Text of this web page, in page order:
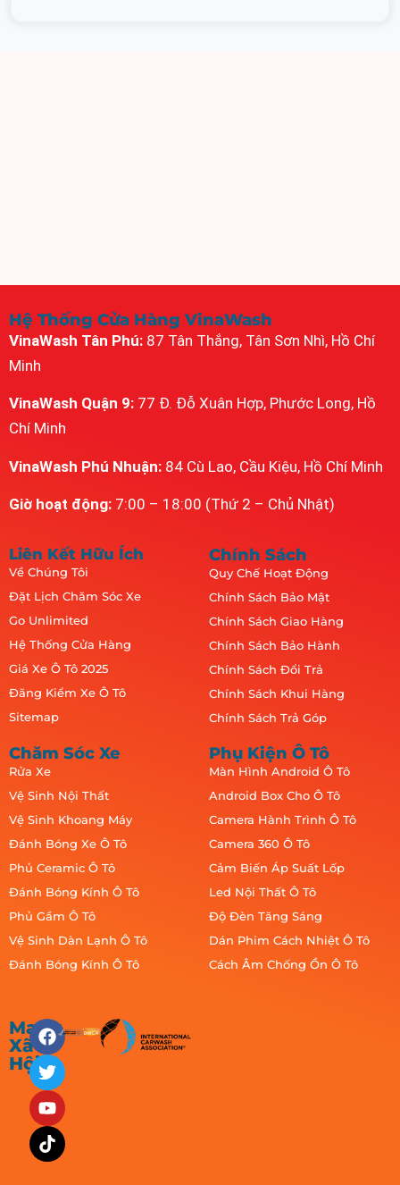
Hệ Thống Cửa Hàng VinaWash
VinaWash Tân Phú: 87 Tân Thắng, Tân Sơn Nhì, Hồ Chí
Minh
VinaWash Quận 9: 77 Đ. Đỗ Xuân Hợp, Phước Long, Hồ
Chí Minh
VinaWash Phú Nhuận: 84 Cù Lao, Cầu Kiệu, Hồ Chí Minh
Giờ hoạt động: 7:00 – 18:00 (Thứ 2 – Chủ Nhật)
Liên Kết Hữu Ích
Về Chúng Tôi
Đặt Lịch Chăm Sóc Xe
Go Unlimited
Hệ Thống Cửa Hàng
Giá Xe Ô Tô 2025
Đăng Kiểm Xe Ô Tô
Sitemap
Chính Sách
Quy Chế Hoạt Động
Chính Sách Bảo Mật
Chính Sách Giao Hàng
Chính Sách Bảo Hành
Chính Sách Đổi Trả
Chính Sách Khui Hàng
Chính Sách Trả Góp
Chăm Sóc Xe
Rửa Xe
Vệ Sinh Nội Thất
Vệ Sinh Khoang Máy
Đánh Bóng Xe Ô Tô
Phủ Ceramic Ô Tô
Đánh Bóng Kính Ô Tô
Phủ Gầm Ô Tô
Vệ Sinh Dàn Lạnh Ô Tô
Đánh Bóng Kính Ô Tô
Phụ Kiện Ô Tô
Màn Hình Android Ô Tô
Android Box Cho Ô Tô
Camera Hành Trình Ô Tô
Camera 360 Ô Tô
Cảm Biến Áp Suất Lốp
Led Nội Thất Ô Tô
Độ Đèn Tăng Sáng
Dán Phim Cách Nhiệt Ô Tô
Cách Âm Chống Ồn Ô Tô
Mạng
Xã
Hội